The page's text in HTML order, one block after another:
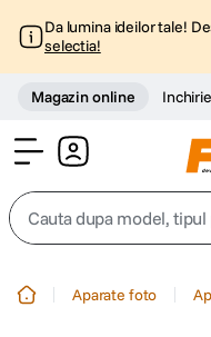
Da lumina ideilor tale!
selectia!
Magazin online
Cauta dupa model, tipul
Aparate foto